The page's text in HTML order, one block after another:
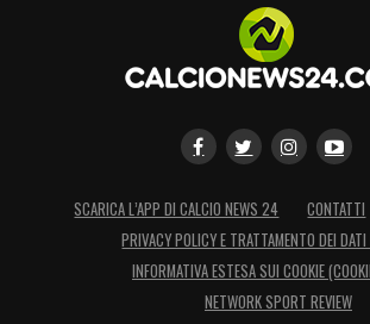
SCARICA L’APP DI CALCIO NEWS 24 CONTATTI
PRIVACY POLICY E TRATTAMENTO DEI
INFORMATIVA ESTESA SUI COOKIE
NETWORK SPORT REVIEW